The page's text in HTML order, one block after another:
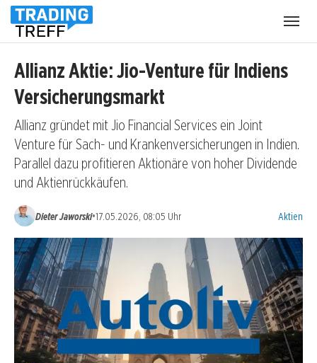
Allianz Aktie: Jio-Venture für Indiens
Versicherungsmarkt
Allianz gründet mit Jio Financial Services ein Joint
Venture für Sach- und Krankenversicherungen in Indien.
Parallel dazu profitieren Aktionäre von hoher Dividende
und Aktienrückkäufen.
Dieter Jaworski•17.05.2026, 08:05 Uhr Aktien